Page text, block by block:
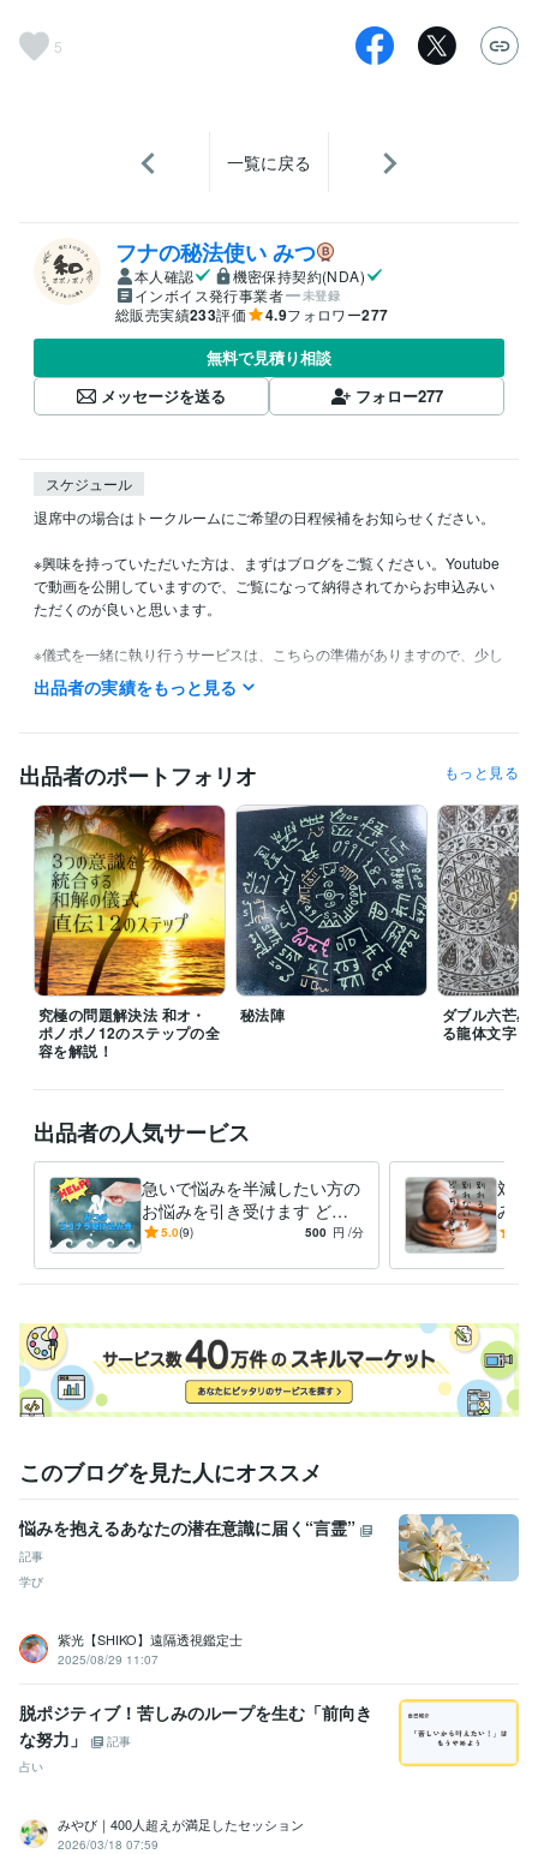
5
一覧に戻る
フナの秘法使い みつ
本人確認
機密保持契約(NDA)
インボイス発行事業者
未登録
総販売実績233評価 4.9フォロワー277
無料で見積り相談
メッセージを送る
フォロー277
スケジュール
退席中の場合はトークルームにご希望の日程候補をお知らせください。
※興味を持っていただいた方は、まずはブログをご覧ください。Youtube
で動画を公開していますので、ご覧になって納得されてからお申込みい
ただくのが良いと思います。
※儀式を一緒に執り行うサービスは、こちらの準備がありますので、少し
余裕を持った日程をご指定ください。
メディア・出版・広告 / クリエイティブ・アートディレクター
経験
職歴
日本ハム株式会社 1977年3月 ~ 1984年11月
大阪市南区にてホストとして４店舗に勤める
1984年12月 ~ 1996年
3月
S観光株式会社 1996年4月 ~ 2001年3月
N進株式会社 2001年6月 ~ 2011年11月
株式会社 S 2012年6月 ~ 2019年4月
ソープランド L 2020年11月 ~ 2021年5月
特別養護老人ホーム N 2023年11月 ~ 2025年4月
得意分野
悩み相談・カウンセリング
心の悩み
スピリチュアル
出品者の実績をもっと見る
出品者のポートフォリオ もっと見る
究極の問題解決法 和オ・
ポノポノ12のステップの全
容を解説！
秘法陣
ダブル六芒
る龍体文字
出品者の人気サービス
急いで悩みを半減したい方の
お悩みを引き受けます どの
カテゴリで相談したらいいか
さい
5.0(9) 500 円 /分
対話
みか
面接
ださ
このブログを見た人にオススメ
悩みを抱えるあなたの潜在意識に届く“言霊”
記事
学び
紫光【SHIKO】遠隔透視鑑定士
2025/08/29 11:07
脱ポジティブ！苦しみのループを生む「前向き
な努力」
記事
占い
みやび｜400人超えが満足したセッション
2026/03/18 07:59